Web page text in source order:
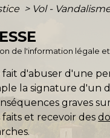
> Vol -
de l'information légale
fait d'abuser d'une
la signature d'un
graves
et recevoir des